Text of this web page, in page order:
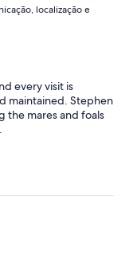
localização e
every visit is
maintained. Stephen
the mares and foals